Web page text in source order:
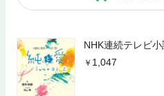
NHK連続テレビ
1,047